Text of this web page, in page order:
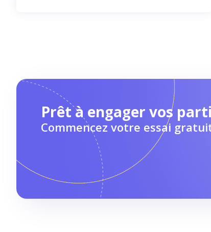
Prêt à engager vos
Commencez votre essai